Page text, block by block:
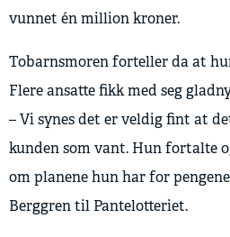
vunnet én million kroner.
Tobarnsmoren forteller da at
Flere ansatte fikk med seg
– Vi synes det er veldig fint at
kunden som vant. Hun fortalte
om planene hun har for
Berggren til Pantelotteriet.